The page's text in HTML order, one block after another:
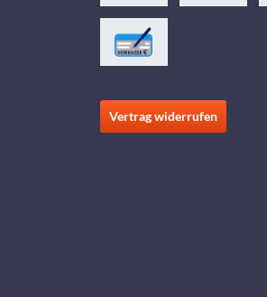
Vertrag widerrufen